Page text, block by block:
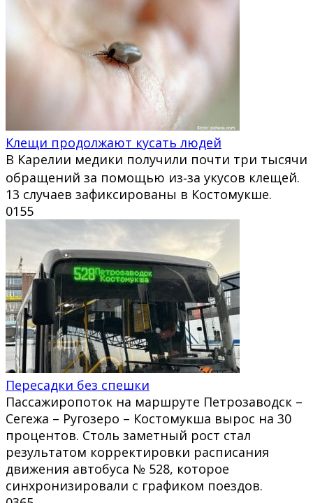
Клещи продолжают кусать людей
В Карелии медики получили почти три тысячи
обращений за помощью из‑за укусов клещей.
13 случаев зафиксированы в Костомукше.
0155
Пересадки без спешки
Пассажиропоток на маршруте Петрозаводск –
Сегежа – Ругозеро – Костомукша вырос на 30
процентов. Столь заметный рост стал
результатом корректировки расписания
движения автобуса № 528, которое
синхронизировали с графиком поездов.